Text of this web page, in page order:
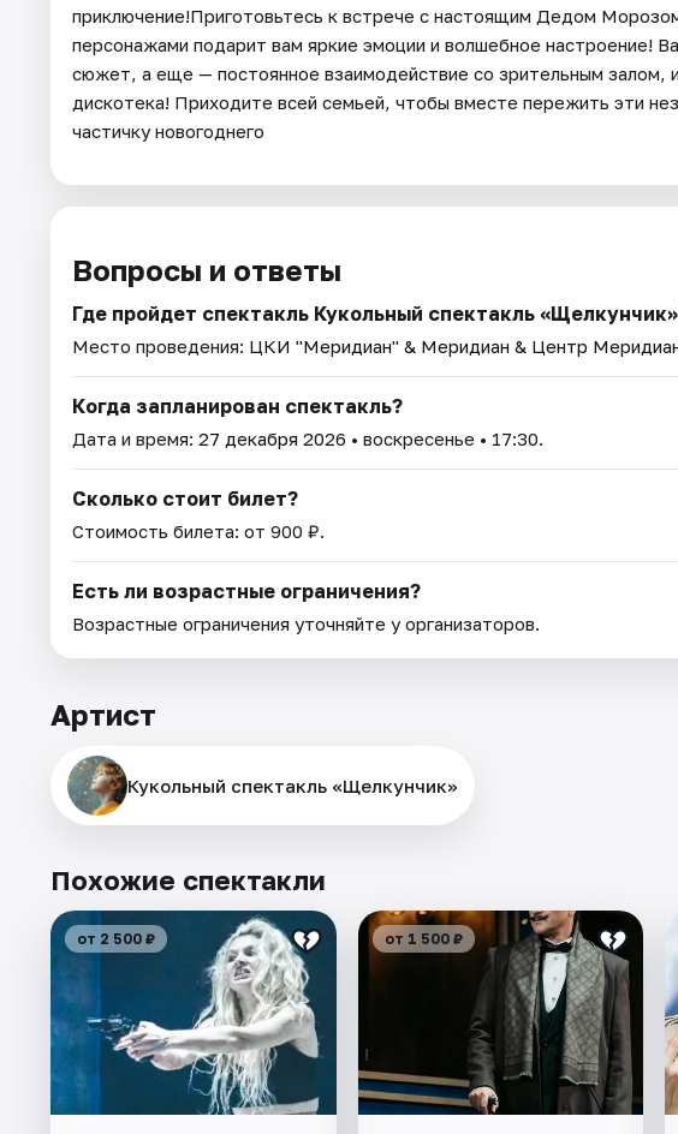
приключение!Приготовьтесь к встрече с настоящим Дедом
персонажами подарит вам яркие эмоции и волшебное настроение!
сюжет, а еще — постоянное взаимодействие со зрительным залом,
дискотека! Приходите всей семьей, чтобы вместе пережить эти
частичку новогоднего
Вопросы и ответы
Где пройдет спектакль Кукольный спектакль
Место проведения: ЦКИ "Меридиан" & Меридиан & Центр
Когда запланирован спектакль?
Дата и время: 27 декабря 2026 • воскресенье • 17:30.
Сколько стоит билет?
Стоимость билета: от 900 ₽.
Есть ли возрастные ограничения?
Возрастные ограничения уточняйте у организаторов.
Артист
Кукольный спектакль «Щелкунчик»
Похожие спектакли
от 2 500 ₽ от 1 500 ₽